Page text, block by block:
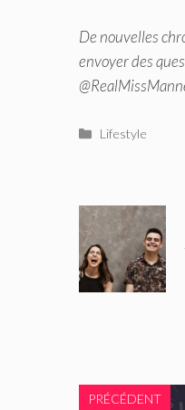
De nouvelles
envoyer des
Catégories
Lifestyle
PRÉCÉDENT